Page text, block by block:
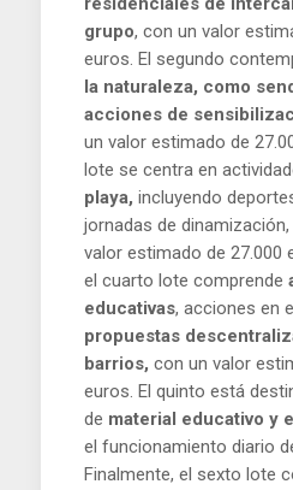
grupo, con un valor
euros. El segundo
la naturaleza, como
acciones de
un valor estimado de
lote se centra en
playa,incluyendo
jornadas de
valor estimado de 27.000
el cuarto lote comprende
educativas, acciones en
propuestas
barrios,con un valor
euros. El quinto está
de material educativo y
el funcionamiento diario
Finalmente, el sexto lote